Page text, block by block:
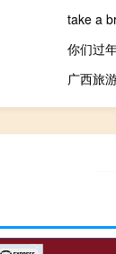
你们过
广西旅